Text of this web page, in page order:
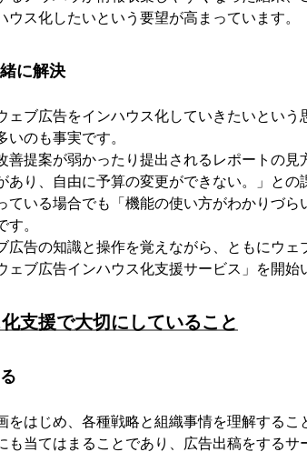
ス化したいという要望が高まっています。
に解決
ェブ広告をインハウス化していきたいとい
のも事実です。
善提案が弱かったり提出されるレポートの見
り、自由に予算の変更ができない。」との
ている場合でも「機能の使い方がわかりづら
。
広告の知識と操作を覚えながら、ともにウ
ブ広告インハウス化支援サービス」を開始
支援で大切にしていること
をはじめ、各種戦略と組織事情を理解するこ
も当てはまることであり、広告出稿をする